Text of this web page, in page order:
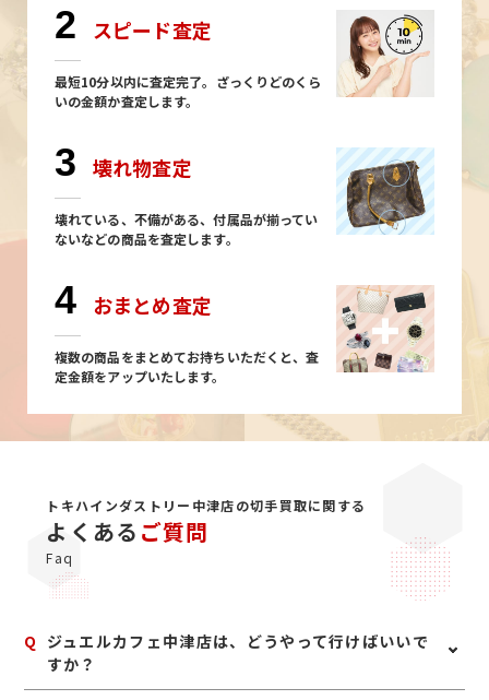
2 スピード査定
最短10分以内に査定完了。ざっくりどのくら
いの金額か査定します。
3 壊れ物査定
壊れている、不備がある、付属品が揃ってい
ないなどの商品を査定します。
4 おまとめ査定
複数の商品をまとめてお持ちいただくと、査
定金額をアップいたします。
トキハインダストリー中津店の切手買取に関する
よくある ご質問
Faq
Q ジュエルカフェ中津店は、どうやって行けばいいで
すか？